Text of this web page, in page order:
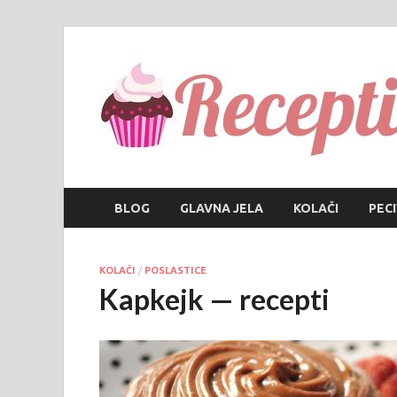
BLOG GLAVNA JELA KOLAČI
KOLAČI / POSLASTICE
Kapkejk — recepti